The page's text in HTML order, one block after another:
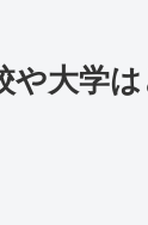
や大学